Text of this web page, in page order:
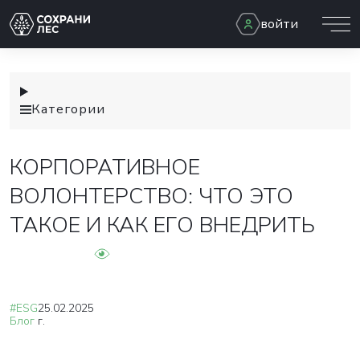
войти
Категории
КОРПОРАТИВНОЕ
ВОЛОНТЕРСТВО: ЧТО ЭТО
ТАКОЕ И КАК ЕГО ВНЕДРИТЬ
#ESG
Блог
25.02.2025
г.